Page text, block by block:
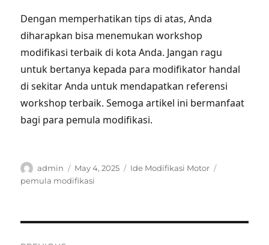
Dengan memperhatikan tips di atas, Anda
diharapkan bisa menemukan workshop
modifikasi terbaik di kota Anda. Jangan ragu
untuk bertanya kepada para modifikator handal
di sekitar Anda untuk mendapatkan referensi
workshop terbaik. Semoga artikel ini bermanfaat
bagi para pemula modifikasi.
Author
admin
Posted
on
May 4, 2025 Categories
Ide Modifikasi Motor
pemula modifikasi